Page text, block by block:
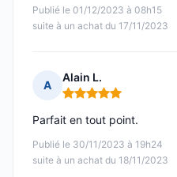
Publié le 01/12/2023 à 08h15
suite à un achat du 17/11/2023
A
Alain L.
Note : 5 sur 5
Publié le 30/11/2023 à 19h24
suite à un achat du 18/11/2023
Parfait en tout point.